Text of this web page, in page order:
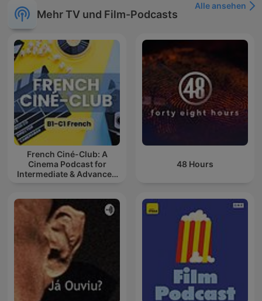
Mehr TV und Film-Podcasts
Alle ansehen
French Ciné-Club: A
Cinema Podcast for
Intermediate & Advanced
48 Hours